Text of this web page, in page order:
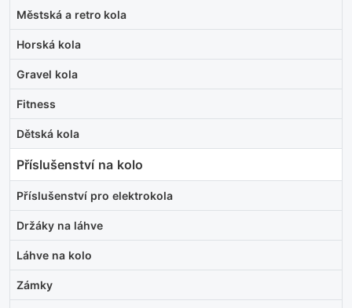
Městská a retro kola
Horská kola
Gravel kola
Fitness
Dětská kola
Příslušenství na kolo
Příslušenství pro elektrokola
Držáky na láhve
Láhve na kolo
Zámky